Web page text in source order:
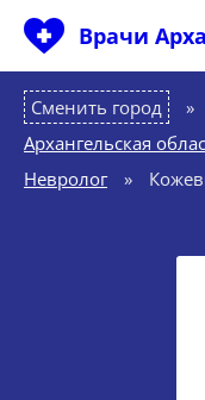
Врачи
Сменить город
Архангельская
Невролог
»